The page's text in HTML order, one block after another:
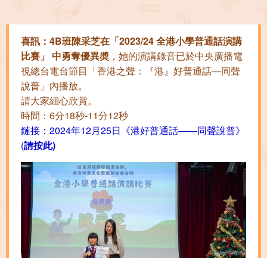
喜訊：4B班陳采芝在「2023/24 全港小學普通話演講
比賽」 中勇奪優異奬 ，她的演講錄音已於中央廣播電
視總台電台節目「香港之聲：『港』好普通話—同聲
說普」內播放。
請大家細心欣賞。
時間：6分18秒-11分12秒
鏈接：2024年12月25日《港好普通話——同聲說普》
(請按此)